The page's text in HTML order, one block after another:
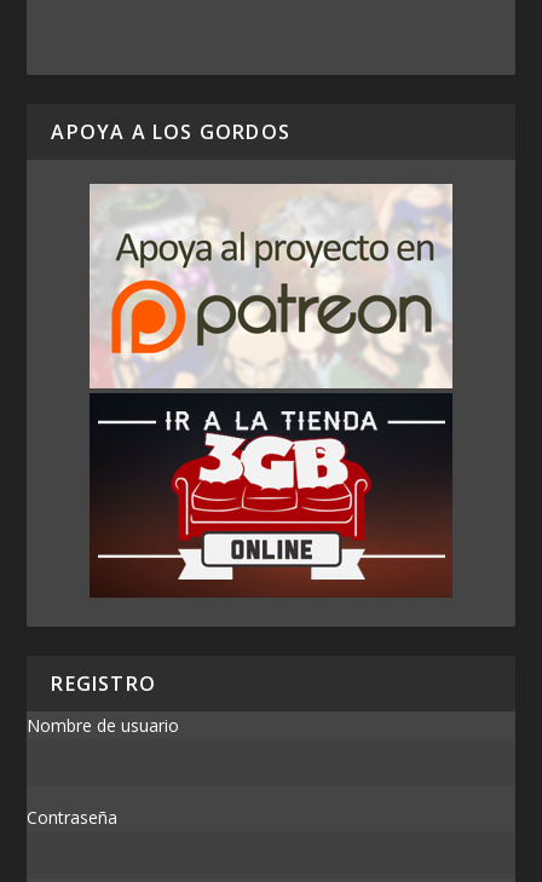
APOYA A LOS GORDOS
REGISTRO
Nombre de usuario
Contraseña